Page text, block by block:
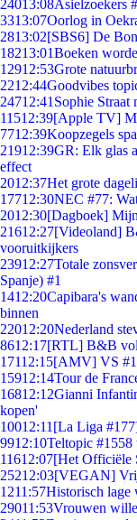
24013:08Asielzoekers
3313:07Oorlog in
2813:02[SBS6] De
18213:01Boeken
12912:53Grote
2212:44Goodvibes
24712:41 Sophie Straat
11512:39[Apple TV]
7712:39Koopzegels
21912:39GR: Elk glas
effect
2012:37Het grote
17712:30NEC #77:
2012:30[Dagboek]
21612:27[Videoland]
vooruitkijkers
23912:27Totale
Spanje) #1
1412:20Capibara's
binnen
22012:20Nederland
8612:17[RTL] B&B vol
17112:15[AMV] VS
15912:14Tour de
16812:12Gianni
kopen'
10012:11 [La Liga
9912:10Teltopic #1558
11612:07[Het Officiële
25212:03[VEGAN]
1211:57Historisch lage
29011:53Vrouwen